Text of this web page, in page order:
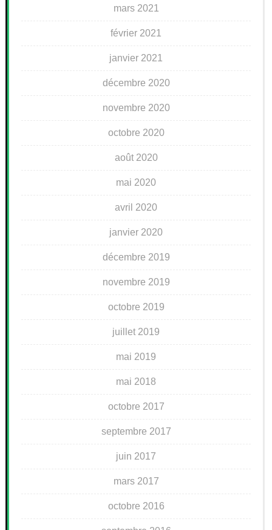
mars 2021
février 2021
janvier 2021
décembre 2020
novembre 2020
octobre 2020
août 2020
mai 2020
avril 2020
janvier 2020
décembre 2019
novembre 2019
octobre 2019
juillet 2019
mai 2019
mai 2018
octobre 2017
septembre 2017
juin 2017
mars 2017
octobre 2016